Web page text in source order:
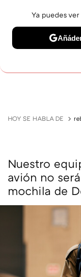
HOY SE HABLA DE
Nuestro
avión no
mochila de
Ya puedes